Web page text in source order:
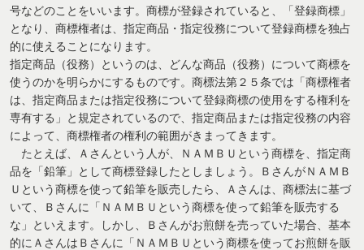
号などのことをいいます。商標が登録されていると、「登録商標」
となり、商標権者は、指定商品・指定役務について登録商標を独占
的に使えることになります。
指定商品（役務）というのは、どんな商品（役務）について商標を
使うのかを明らかにするものです。商標法第２５条では「商標権者
は、指定商品または指定役務について登録商標の使用をする権利を
専有する」と規定されているので、指定商品または指定役務の内容
によって、商標権者の権利の範囲がきまってきます。
たとえば、Ａさんという人が、ＮＡＭＢＵという商標を、指定商
品を「鉛筆」として商標登録したとしましょう。ＢさんがＮＡＭＢ
Ｕという商標を使って鉛筆を販売したら、Ａさんは、商標法に基づ
いて、Ｂさんに「ＮＡＭＢＵという商標を使って鉛筆を販売する
な」といえます。しかし、Ｂさんがお煎餅を売っていた場合、基本
的にＡさんはＢさんに「ＮＡＭＢＵという商標を使ってお煎餅を販